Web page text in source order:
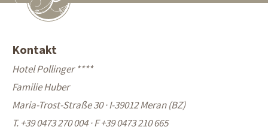
Kontakt
Hotel Pollinger ****
Familie Huber
Maria-Trost-Straße 30 · I-39012 Meran (BZ)
T. +39 0473 270 004·F +39 0473 210 665